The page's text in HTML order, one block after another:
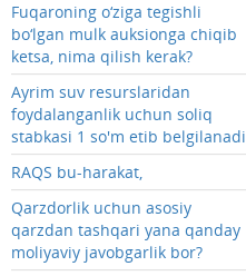
Fuqaroning o‘ziga tegishli
bo‘lgan mulk auksionga chiqib
ketsa, nima qilish kerak?
Ayrim suv resurslaridan
foydalanganlik uchun soliq
stabkasi 1 so'm etib belgilanadi
RAQS bu-harakat,
Qarzdorlik uchun asosiy
qarzdan tashqari yana qanday
moliyaviy javobgarlik bor?